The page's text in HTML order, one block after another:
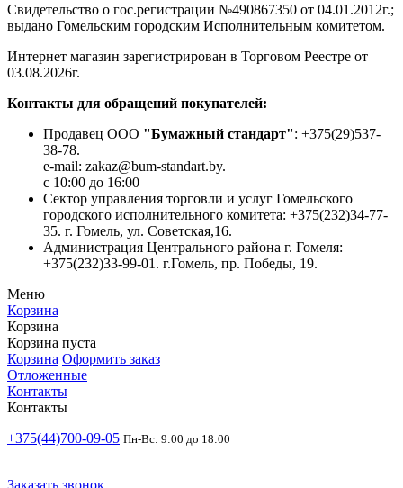
Свидетельство о гос.регистрации №490867350 от 04.01.2012г.;
выдано Гомельским городским Исполнительным комитетом.
Интернет магазин зарегистрирован в Торговом Реестре от
03.08.2026г.
Контакты для обращений покупателей:
Продавец ООО "Бумажный стандарт": +375(29)537-
38-78.
e-mail: zakaz@bum-standart.by.
с 10:00 до 16:00
Сектор управления торговли и услуг Гомельского
городского исполнительного комитета: +375(232)34-77-
35. г. Гомель, ул. Советская,16.
Администрация Центрального района г. Гомеля:
+375(232)33-99-01. г.Гомель, пр. Победы, 19.
Меню
Корзина
Корзина
Корзина пуста
Корзина Оформить заказ
Отложенные
Контакты
Контакты
+375(44)700-09-05 Пн-Вс: 9:00 до 18:00
Заказать звонок